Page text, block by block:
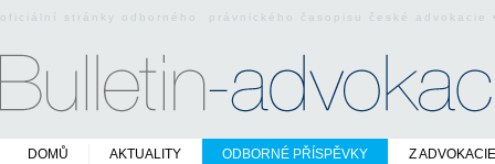
oficiální stránky odborného právnického časopisu české
DOMŮ AKTUALITY ODBORNÉ PŘÍSPĚVKY Z ADVOKACIE